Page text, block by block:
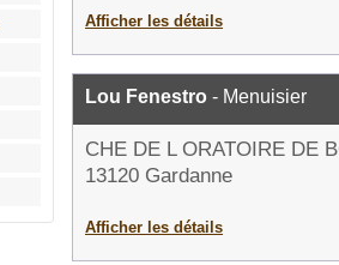
Afficher les détails
Lou Fenestro - Menuisier
CHE DE L ORATOIRE DE
13120 Gardanne
Afficher les détails